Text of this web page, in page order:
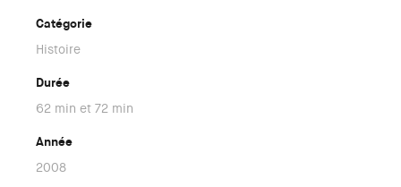
Catégorie
Histoire
Durée
62 min et 72 min
Année
2008